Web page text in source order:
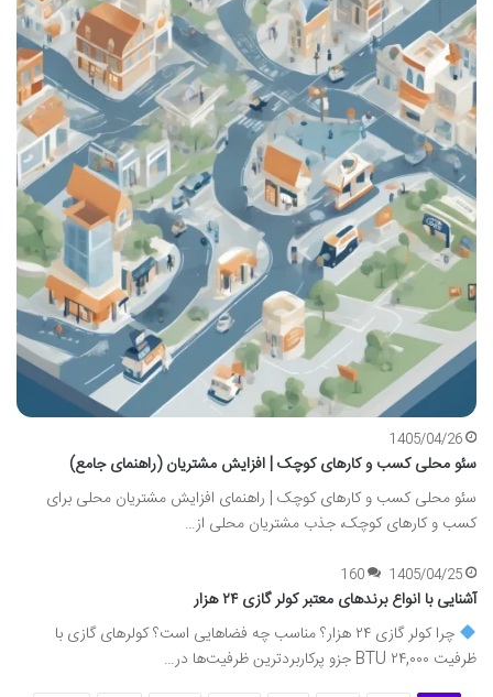
1405/04/26
سئو محلی کسب و کارهای کوچک | افزایش مشتریان (راهنمای جامع)
سئو محلی کسب و کارهای کوچک | راهنمای افزایش مشتریان محلی برای
کسب و کارهای کوچک، جذب مشتریان محلی از…
1405/04/25
160
آشنایی با انواع برندهای معتبر کولر گازی ۲۴ هزار
چرا کولر گازی ۲۴ هزار؟ مناسب چه فضاهایی است؟ کولرهای گازی با
ظرفیت ۲۴,۰۰۰ BTU جزو پرکاربردترین ظرفیت‌ها در…